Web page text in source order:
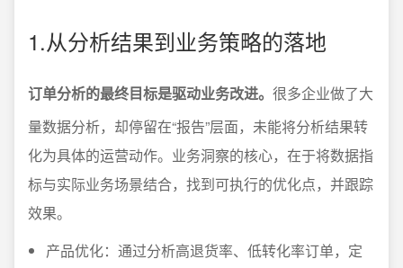
1.从分析结果到业务策略的落地
订单分析的最终目标是驱动业务改进。 很多企业做了大
量数据分析，却停留在“报告”层面，未能将分析结果转
化为具体的运营动作。业务洞察的核心，在于将数据指
标与实际业务场景结合，找到可执行的优化点，并跟踪
效果。
产品优化：通过分析高退货率、低转化率订单，定